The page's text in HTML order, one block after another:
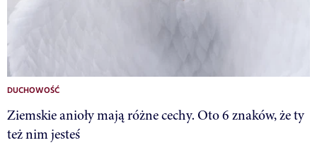
DUCHOWOŚĆ
Ziemskie anioły mają różne cechy. Oto 6 znaków, że ty
też nim jesteś